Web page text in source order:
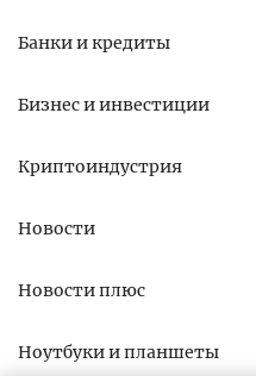
Банки и кредиты
Бизнес и инвестиции
Криптоиндустрия
Новости
Новости плюс
Ноутбуки и планшеты